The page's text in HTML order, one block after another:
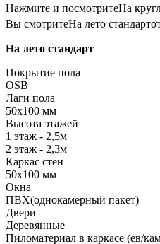
Нажмите и посмотритеНа
Вы смотритеНа лето стандарт
На лето стандарт
Покрытие пола
OSB
Лаги пола
50х100 мм
Высота этажей
1 этаж - 2,5м
2 этаж - 2,3м
Каркас стен
50х100 мм
Окна
ПВХ(однокамерный пакет)
Двери
Деревянные
Пиломатериал в каркасе (ев/